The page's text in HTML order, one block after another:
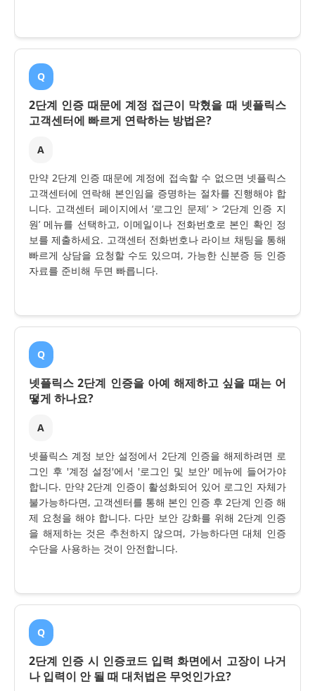
Q
2단계 인증 때문에 계정 접근이 막혔을 때 넷플릭스
고객센터에 빠르게 연락하는 방법은?
A
만약 2단계 인증 때문에 계정에 접속할 수 없으면 넷플릭스
고객센터에 연락해 본인임을 증명하는 절차를 진행해야 합
니다. 고객센터 페이지에서 ‘로그인 문제’ > ‘2단계 인증 지
원’ 메뉴를 선택하고, 이메일이나 전화번호로 본인 확인 정
보를 제출하세요. 고객센터 전화번호나 라이브 채팅을 통해
빠르게 상담을 요청할 수도 있으며, 가능한 신분증 등 인증
자료를 준비해 두면 빠릅니다.
Q
넷플릭스 2단계 인증을 아예 해제하고 싶을 때는 어
떻게 하나요?
A
넷플릭스 계정 보안 설정에서 2단계 인증을 해제하려면 로
그인 후 '계정 설정'에서 '로그인 및 보안' 메뉴에 들어가야
합니다. 만약 2단계 인증이 활성화되어 있어 로그인 자체가
불가능하다면, 고객센터를 통해 본인 인증 후 2단계 인증 해
제 요청을 해야 합니다. 다만 보안 강화를 위해 2단계 인증
을 해제하는 것은 추천하지 않으며, 가능하다면 대체 인증
수단을 사용하는 것이 안전합니다.
Q
2단계 인증 시 인증코드 입력 화면에서 고장이 나거
나 입력이 안 될 때 대처법은 무엇인가요?